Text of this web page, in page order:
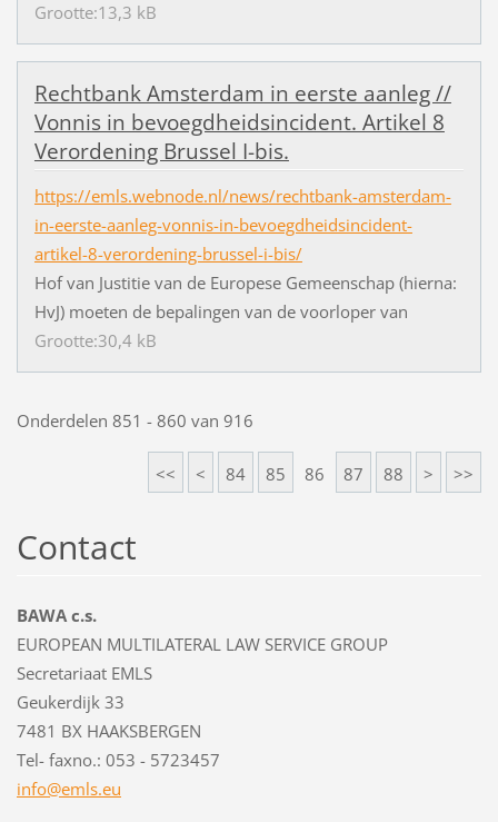
Grootte:13,3 kB
Rechtbank Amsterdam in eerste aanleg //
Vonnis in bevoegdheidsincident. Artikel 8
Verordening Brussel I-bis.
https://emls.webnode.nl/news/rechtbank-amsterdam-
in-eerste-aanleg-vonnis-in-bevoegdheidsincident-
artikel-8-verordening-brussel-i-bis/
Hof van Justitie van de Europese Gemeenschap (hierna:
HvJ) moeten de bepalingen van de voorloper van
Grootte:30,4 kB
Onderdelen 851 - 860 van 916
<< < 84 85 86 87 88 > >>
Contact
BAWA c.s.
EUROPEAN MULTILATERAL LAW SERVICE GROUP
Secretariaat EMLS
Geukerdijk 33
7481 BX HAAKSBERGEN
Tel- faxno.: 053 - 5723457
info@emls.eu